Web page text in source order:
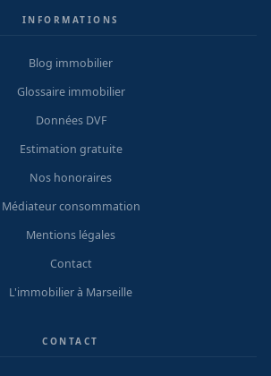
INFORMATIONS
Blog immobilier
Glossaire immobilier
Données DVF
Estimation gratuite
Nos honoraires
Médiateur consommation
Mentions légales
Contact
L'immobilier à Marseille
CONTACT